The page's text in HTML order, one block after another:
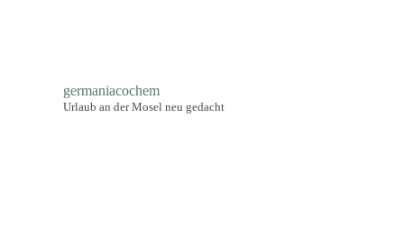
germaniacochem
Urlaub an der Mosel neu gedacht